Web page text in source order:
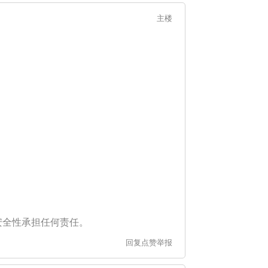
主楼
性承担任何责任。
回复 点赞举报